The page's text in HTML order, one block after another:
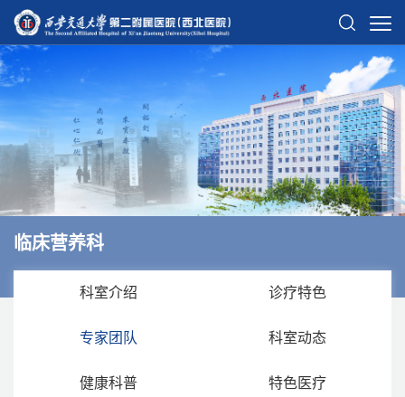
临床营养科
科室介绍 诊疗特色
专家团队 科室动态
健康科普 特色医疗